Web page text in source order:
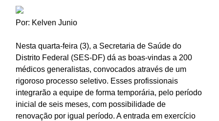
Por: Kelven Junio
Nesta quarta-feira (3), a Secretaria de Saúde do
Distrito Federal (SES-DF) dá as boas-vindas a 200
médicos generalistas, convocados através de um
rigoroso processo seletivo. Esses profissionais
integrarão a equipe de forma temporária, pelo período
inicial de seis meses, com possibilidade de
renovação por igual período. A entrada em exercício